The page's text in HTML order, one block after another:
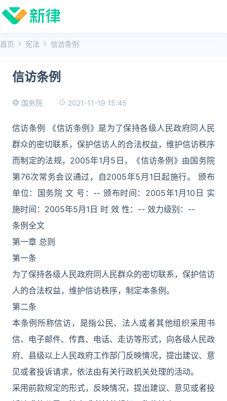
首页 宪法 信访条例
信访条例
国务院 2021-11-19 15:45
信访条例 《信访条例》是为了保持各级人民政府同人民
群众的密切联系，保护信访人的合法权益，维护信访秩序
而制定的法规，2005年1月5日，《信访条例》由国务院
第76次常务会议通过，自2005年5月1日起施行。 颁布
单位：国务院 文 号：-- 颁布时间：2005年1月10日 实
施时间：2005年5月1日 时 效 性：-- 效力级别：--
条例全文
第一章 总则
第一条
为了保持各级人民政府同人民群众的密切联系，保护信访
人的合法权益，维护信访秩序，制定本条例。
第二条
本条例所称信访，是指公民、法人或者其他组织采用书
信、电子邮件、传真、电话、走访等形式，向各级人民政
府、县级以上人民政府工作部门反映情况，提出建议、意
见或者投诉请求，依法由有关行政机关处理的活动。
采用前款规定的形式，反映情况，提出建议、意见或者投